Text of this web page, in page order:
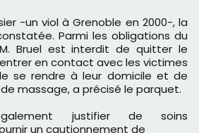
-un viol à Grenoble en 2000-, la
Parmi les obligations du
Bruel est interdit de quitter le
en contact avec les victimes
se rendre à leur domicile et de
massage, a précisé le parquet.
justifier de soins
un cautionnement de